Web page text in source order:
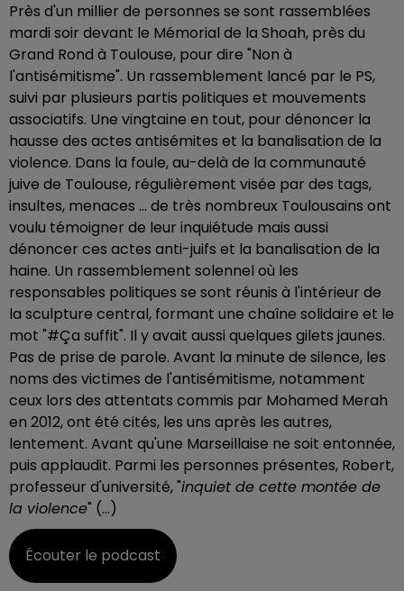
Près d'un millier de personnes se sont rassemblées
mardi soir devant le Mémorial de la Shoah, près du
Grand Rond à Toulouse, pour dire "Non à
l'antisémitisme". Un rassemblement lancé par le PS,
suivi par plusieurs partis politiques et mouvements
associatifs. Une vingtaine en tout, pour dénoncer la
hausse des actes antisémites et la banalisation de la
violence. Dans la foule, au-delà de la communauté
juive de Toulouse, régulièrement visée par des tags,
insultes, menaces … de très nombreux Toulousains ont
voulu témoigner de leur inquiétude mais aussi
dénoncer ces actes anti-juifs et la banalisation de la
haine. Un rassemblement solennel où les
responsables politiques se sont réunis à l'intérieur de
la sculpture central, formant une chaîne solidaire et le
mot "#Ça suffit". Il y avait aussi quelques gilets jaunes.
Pas de prise de parole. Avant la minute de silence, les
noms des victimes de l'antisémitisme, notamment
ceux lors des attentats commis par Mohamed Merah
en 2012, ont été cités, les uns après les autres,
lentement. Avant qu'une Marseillaise ne soit entonnée,
puis applaudit. Parmi les personnes présentes, Robert,
professeur d'université, "inquiet de cette montée de
la violence" (...)
Écouter le podcast